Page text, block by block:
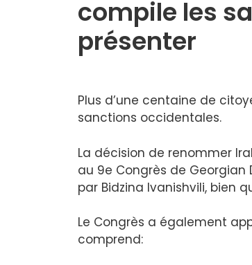
compile les
présenter
Plus d’une centaine de
sanctions occidentales.
La décision de renommer
au 9e Congrès de Georgian
par Bidzina Ivanishvili, bien
Le Congrès a également
comprend: